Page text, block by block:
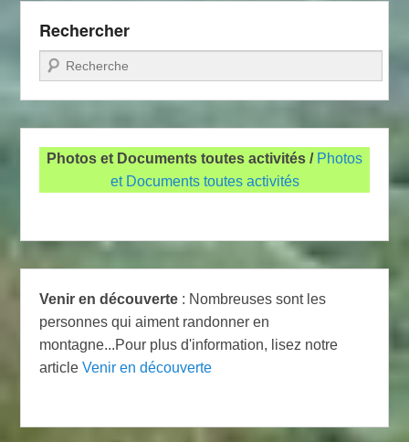
Rechercher
Recherche
Photos et Documents toutes activités / Photos
et Documents toutes activités
Venir en découverte : Nombreuses sont les
personnes qui aiment randonner en
montagne...Pour plus d'information, lisez notre
articleVenir en découverte